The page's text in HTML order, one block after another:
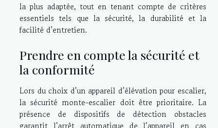
la plus adaptée, tout en tenant compte de critères
essentiels tels que la sécurité, la durabilité et la
facilité d’entretien.
Prendre en compte la sécurité et
la conformité
Lors du choix d’un appareil d’élévation pour escalier,
la sécurité monte-escalier doit être prioritaire. La
présence de dispositifs de détection obstacles